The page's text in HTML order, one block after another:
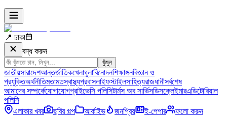
📍 ঢাকা
বন্ধ করুন
খুঁজুন
জাতীয়সারাদেশআন্তর্জাতিকখেলাধুলাবিনোদনশিক্ষাঙ্গনবিজ্ঞান ও
প্রযুক্তিঅর্থনীতিমতামতস্বাস্থ্যপ্রবাসলাইফস্টাইলসাহিত্যরাজধানীসর্বশেষ
আমাদের সম্পর্কেযোগাযোগপ্রাইভেসি পলিসিটার্মস অব সার্ভিসডিসক্লেইমারএডিটোরিয়াল
পলিসি
এলাকার খবর
ছবির গল্প আর্কাইভ জনপ্রিয় ই-পেপার ফলো করুন